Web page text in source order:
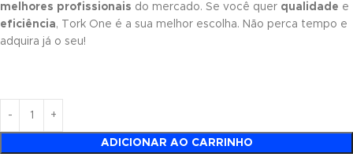
melhores profissionais do mercado. Se você quer qualidade e
eficiência, Tork One é a sua melhor escolha. Não perca tempo e
adquira já o seu!
ADICIONAR AO CARRINHO